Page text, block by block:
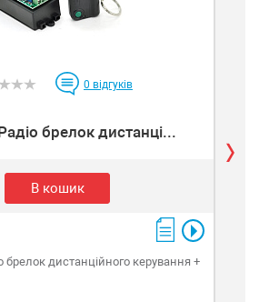
0 відгуків
брелок дистанці...
В кошик
брелок дистанційного керування +